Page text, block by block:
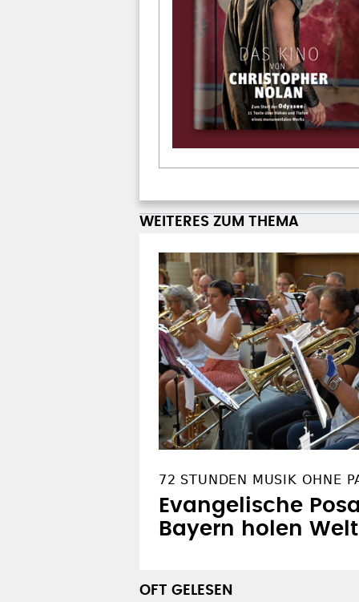
WEITERES ZUM THEMA
72 STUNDEN MUSIK OHNE
Evangelische
Bayern holen